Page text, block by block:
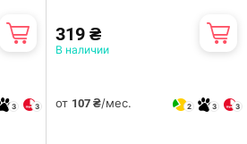
3 3
319 ₴
В наличии
от 107 ₴/мес. 2 3 3